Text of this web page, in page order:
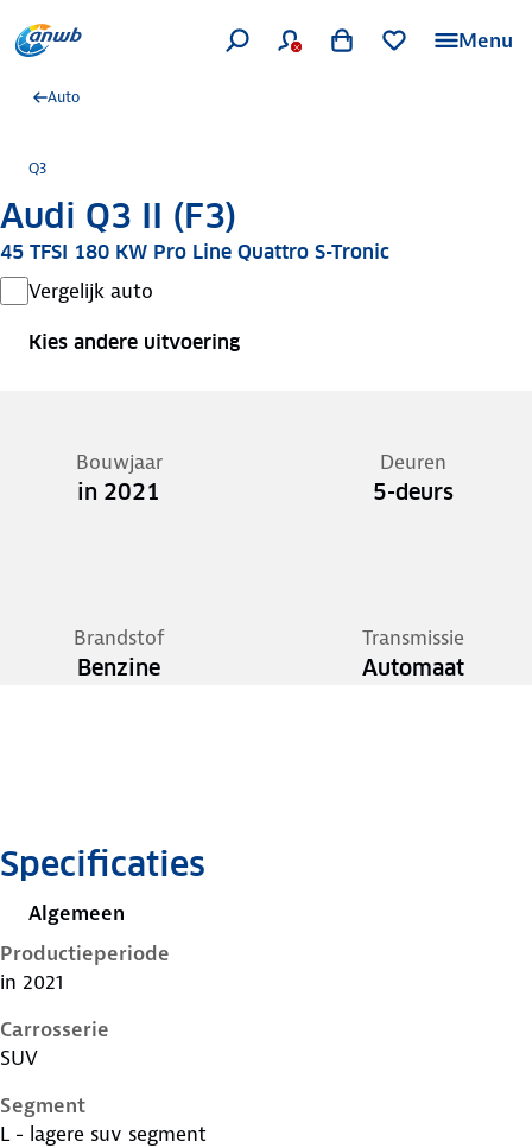
Menu
Auto
Q3
Audi Q3 II (F3)
45 TFSI 180 KW Pro Line Quattro S-Tronic
Vergelijk auto
Kies andere uitvoering
Bouwjaar
in 2021
Deuren
5-deurs
Brandstof
Benzine
Transmissie
Automaat
Specificaties
Algemeen
Productieperiode
in 2021
Carrosserie
SUV
Segment
L - lagere suv segment